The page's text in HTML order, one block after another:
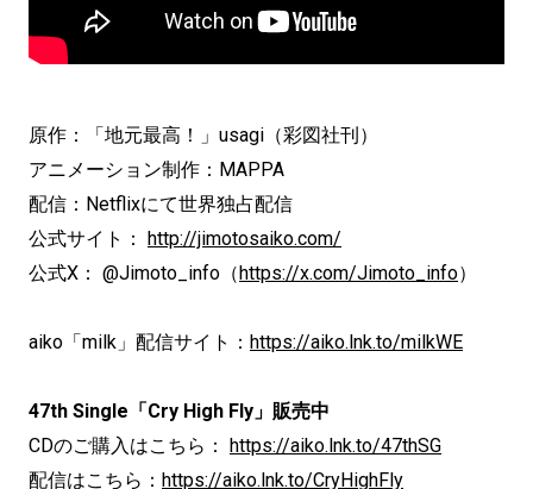
原作：「地元最高！」usagi（彩図社刊）
アニメーション制作：MAPPA
配信：Netflixにて世界独占配信
公式サイト： http://jimotosaiko.com/
公式X： @Jimoto_info（https://x.com/Jimoto_info）
aiko「milk」配信サイト： https://aiko.lnk.to/milkWE
47th Single「Cry High Fly」販売中
CDのご購入はこちら： https://aiko.lnk.to/47thSG
配信はこちら： https://aiko.lnk.to/CryHighFly